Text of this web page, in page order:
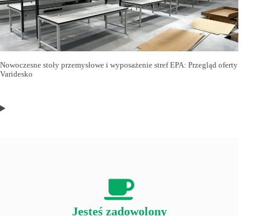
Nowoczesne stoły przemysłowe i wyposażenie stref EPA: Przegląd oferty
Varidesko
Jesteś zadowolony